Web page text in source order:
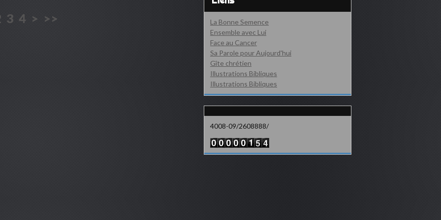
3 4 > >>
La Bonne Semence
Ensemble avec Lui
Face au Cancer
Sa Parole pour Aujourd'hui
Gîte chrétien
Illustrations Bibliques
Illustrations Bibliques
4008-09/2608888/